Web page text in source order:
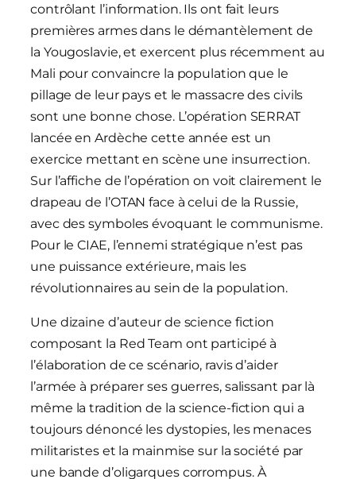
contrôlant l’information. Ils ont fait leurs
premières armes dans le démantèlement de
la Yougoslavie, et exercent plus récemment au
Mali pour convaincre la population que le
pillage de leur pays et le massacre des civils
sont une bonne chose. L’opération SERRAT
lancée en Ardèche cette année est un
exercice mettant en scène une insurrection.
Sur l’affiche de l’opération on voit clairement le
drapeau de l’OTAN face à celui de la Russie,
avec des symboles évoquant le communisme.
Pour le CIAE, l’ennemi stratégique n’est pas
une puissance extérieure, mais les
révolutionnaires au sein de la population.
Une dizaine d’auteur de science fiction
composant la Red Team ont participé à
l’élaboration de ce scénario, ravis d’aider
l’armée à préparer ses guerres, salissant par là
même la tradition de la science-fiction qui a
toujours dénoncé les dystopies, les menaces
militaristes et la mainmise sur la société par
une bande d’oligarques corrompus. À